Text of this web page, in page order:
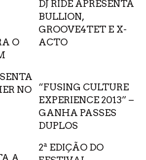
O
DJ RIDE APRESENTA
BULLION,
GROOVE4TET E X-
ACTO
NO
“FUSING CULTURE
EXPERIENCE 2013” –
GANHA PASSES
DUPLOS
A
2ª EDIÇÃO DO